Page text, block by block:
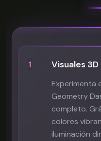
1 Visuales
Experimenta
Geometry
completo.
colores
iluminación